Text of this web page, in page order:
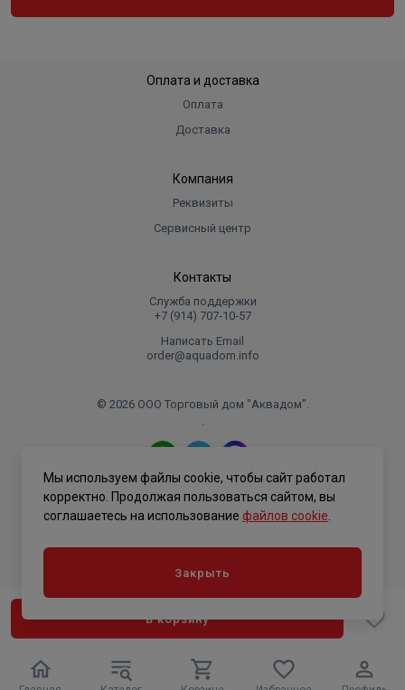
В корзину
Оплата и доставка
Оплата
Доставка
Компания
Реквизиты
Сервисный центр
Контакты
Служба поддержки
+7 (914) 707‑10‑57
Написать Email
order@aquadom.info
© 2026 ООО Торговый дом "Аквадом".
.
Политика конфиденциальности
Мы используем файлы cookie, чтобы сайт работал
корректно. Продолжая пользоваться сайтом, вы
соглашаетесь на использование файлов cookie
Закрыть